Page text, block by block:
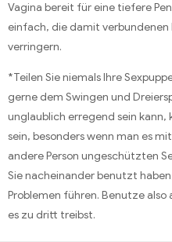
Vagina bereit für eine tiefere
einfach, die damit
verringern.
*Teilen Sie niemals Ihre
gerne dem Swingen und
unglaublich erregend sein
sein, besonders wenn man es
andere Person ungeschützten
Sie nacheinander benutzt
Problemen führen. Benutze
es zu dritt treibst.